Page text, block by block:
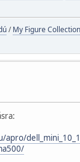
/My Figure Collection